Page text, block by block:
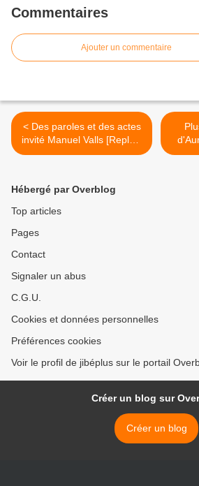
Commentaires
Ajouter un commentaire
< Des paroles et des actes
invité Manuel Valls [Replay]
Jeu. 06-02-2014 France 2
Hébergé par Overblog
Top articles
Pages
Contact
Signaler un abus
C.G.U.
Cookies et données personnelles
Préférences cookies
Voir le profil de jibéplus sur le portail
Créer un blog sur
Créer un blog